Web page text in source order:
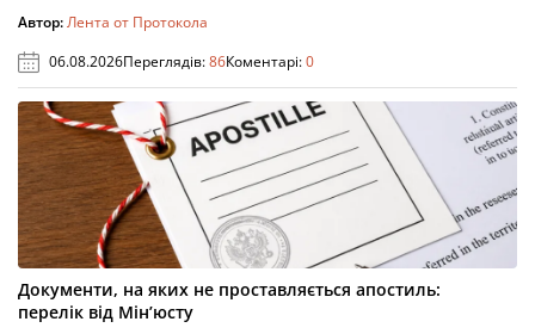
Автор:Лента от Протокола
06.08.2026Переглядів:86Коментарі:0
Документи, на яких не проставляється апостиль:
перелік від Мін’юсту